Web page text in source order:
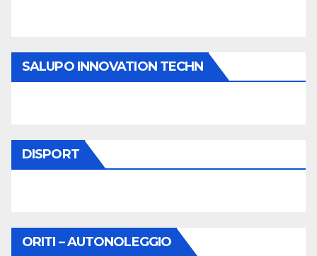
SALUPO INNOVATION TECHN
DISPORT
ORITI – AUTONOLEGGIO